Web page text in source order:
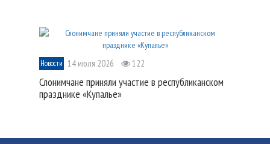
Новости 14 июля 2026 122
Слонимчане приняли участие в республиканском
празднике «Купалье»